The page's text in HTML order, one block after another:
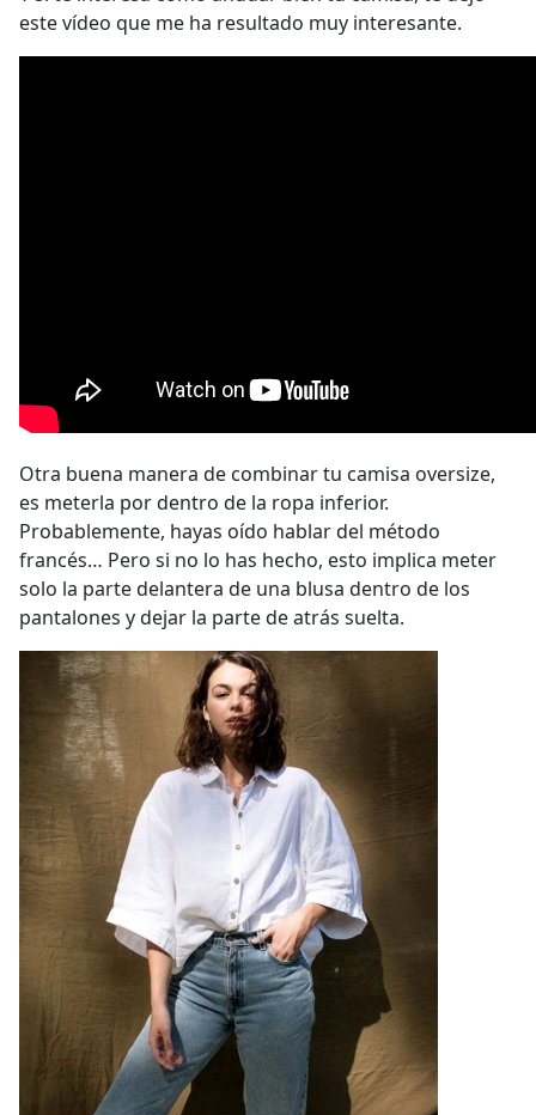
este vídeo que me ha resultado muy interesante.
Otra buena manera de combinar tu camisa oversize,
es meterla por dentro de la ropa inferior.
Probablemente, hayas oído hablar del método
francés… Pero si no lo has hecho, esto implica meter
solo la parte delantera de una blusa dentro de los
pantalones y dejar la parte de atrás suelta.